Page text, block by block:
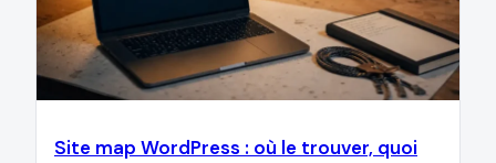
Site map WordPress : où le trouver, quoi